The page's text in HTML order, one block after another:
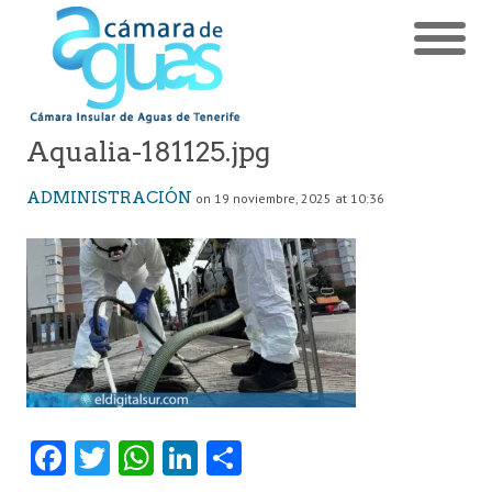
Aqualia-181125.jpg
ADMINISTRACIÓN on 19 noviembre, 2025 at 10:36
Fa T W Li